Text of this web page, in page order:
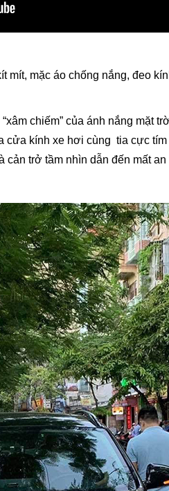
mặc áo chống nắng, đeo
chiếm” của ánh nắng mặt
kính xe hơi cùng tia cực
cản trở tầm nhìn dẫn đến mất